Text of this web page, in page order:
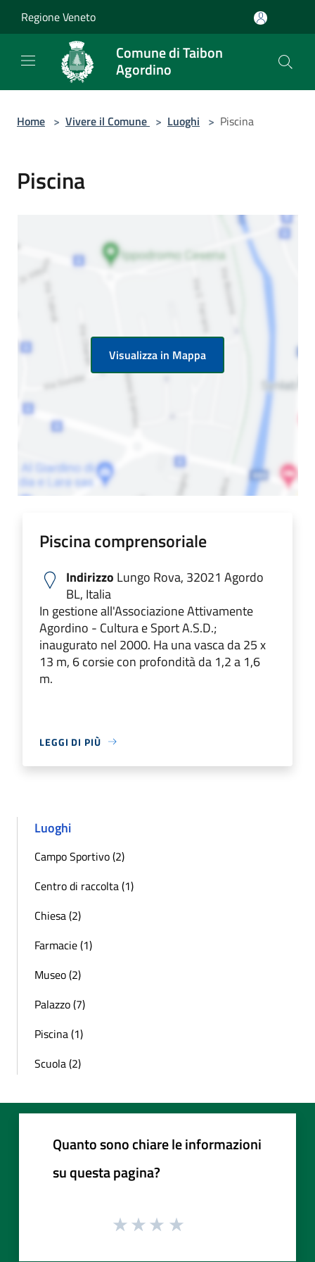
Regione Veneto
Comune di Taibon
Agordino
Home > Vivere il Comune > Luoghi > Piscina
Piscina
Visualizza in Mappa
Piscina comprensoriale
Indirizzo Lungo Rova, 32021 Agordo
BL, Italia
In gestione all'Associazione Attivamente
Agordino - Cultura e Sport A.S.D.;
inaugurato nel 2000. Ha una vasca da 25 x
13 m, 6 corsie con profondità da 1,2 a 1,6
m.
LEGGI DI PIÙ
Luoghi
Campo Sportivo (2)
Centro di raccolta (1)
Chiesa (2)
Farmacie (1)
Museo (2)
Palazzo (7)
Piscina (1)
Scuola (2)
Quanto sono chiare le informazioni
su questa pagina?